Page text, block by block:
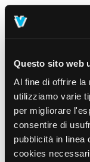
Questo sito web
Al fine di offrire la
utilizziamo varie
per migliorare
consentire di
pubblicità in linea
cookies